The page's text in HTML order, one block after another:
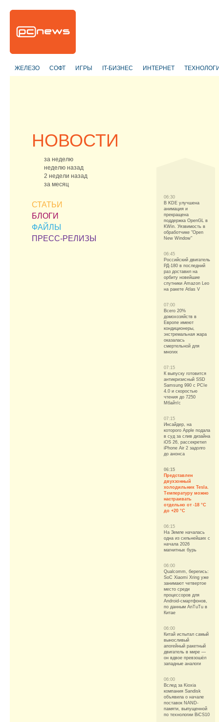
ЖЕЛЕЗО СОФТ ИГРЫ IT-БИЗНЕС ИНТЕРНЕТ
НОВОСТИ
за неделю
неделю назад
2 недели назад
за месяц
СТАТЬИ
БЛОГИ
ФАЙЛЫ
ПРЕСС-РЕЛИЗЫ
06:30
В KDE улучшена
анимация и
прекращена
поддержка OpenGL в
KWin. Уязвимость в
обработчике "Open
New Window"
06:45
Российский двигатель
РД-180 в последний
раз доставил на
орбиту новейшие
спутники Amazon Leo
на ракете Atlas V
07:00
Всего 20%
домохозяйств в
Европе имеют
кондиционеры,
экстремальная жара
оказалась
смертельной для
многих
07:15
К выпуску готовится
антикризисный SSD
Samsung 990 с PCIe
4.0 и скоростью
чтения до 7250
Мбайт/с
07:15
Инсайдер, на
которого Apple подала
в суд за слив дизайна
iOS 26, рассекретил
iPhone Air 2 задолго
до анонса
06:15
Представлен
двухзонный
холодильник Tesla.
Температуру можно
настраивать
отдельно от -18 °C
до +20 °C
06:15
На Земле началась
одна из сильнейших с
начала 2026
магнитных бурь
06:00
Qualcomm, берегись:
SoC Xiaomi Xring уже
занимают четвертое
место среди
процессоров для
Android-смартфонов,
по данным AnTuTu в
Китае
06:00
Китай испытал самый
выносливый
апогейный ракетный
двигатель в мире —
он вдвое превзошёл
западные аналоги
06:00
Вслед за Kioxia
компания Sandisk
объявила о начале
поставок NAND-
памяти, выпущенной
по технологии BiCS10